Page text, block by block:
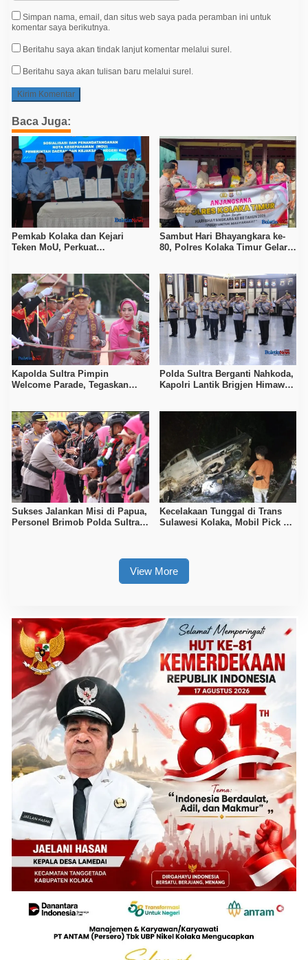
Simpan nama, email, dan situs web saya pada peramban ini untuk
komentar saya berikutnya.
Beritahu saya akan tindak lanjut komentar melalui surel.
Beritahu saya akan tulisan baru melalui surel.
Baca Juga:
Pemkab Kolaka dan Kejari
Teken MoU, Perkuat
Sambut Hari Bhayangkara ke-
80, Polres Kolaka Timur Gelar
Kapolda Sultra Pimpin
Welcome Parade, Tegaskan
Polda Sultra Berganti Nahkoda,
Kapolri Lantik Brigjen Himawan
Sukses Jalankan Misi di Papua,
Personel Brimob Polda Sultra
Kecelakaan Tunggal di Trans
Sulawesi Kolaka, Mobil Pick Up
View More